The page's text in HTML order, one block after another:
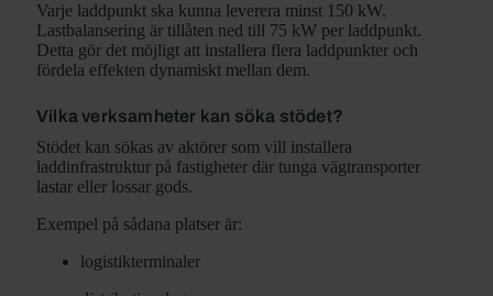
Varje laddpunkt ska kunna leverera minst 150 kW.
Lastbalansering är tillåten ned till 75 kW per laddpunkt.
Detta gör det möjligt att installera flera laddpunkter och
fördela effekten dynamiskt mellan dem.
Vilka verksamheter kan söka stödet?
Stödet kan sökas av aktörer som vill installera
laddinfrastruktur på fastigheter där tunga vägtransporter
lastar eller lossar gods.
Exempel på sådana platser är:
logistikterminaler